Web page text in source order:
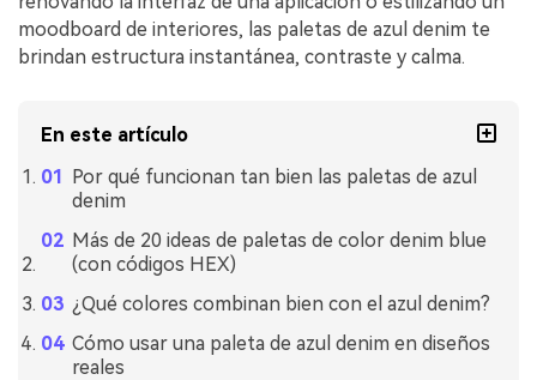
moodboard de interiores, las paletas de azul denim te
brindan estructura instantánea, contraste y calma.
En este artículo
Por qué funcionan tan bien las paletas de azul
denim
Más de 20 ideas de paletas de color denim blue
(con códigos HEX)
¿Qué colores combinan bien con el azul denim?
Cómo usar una paleta de azul denim en diseños
reales